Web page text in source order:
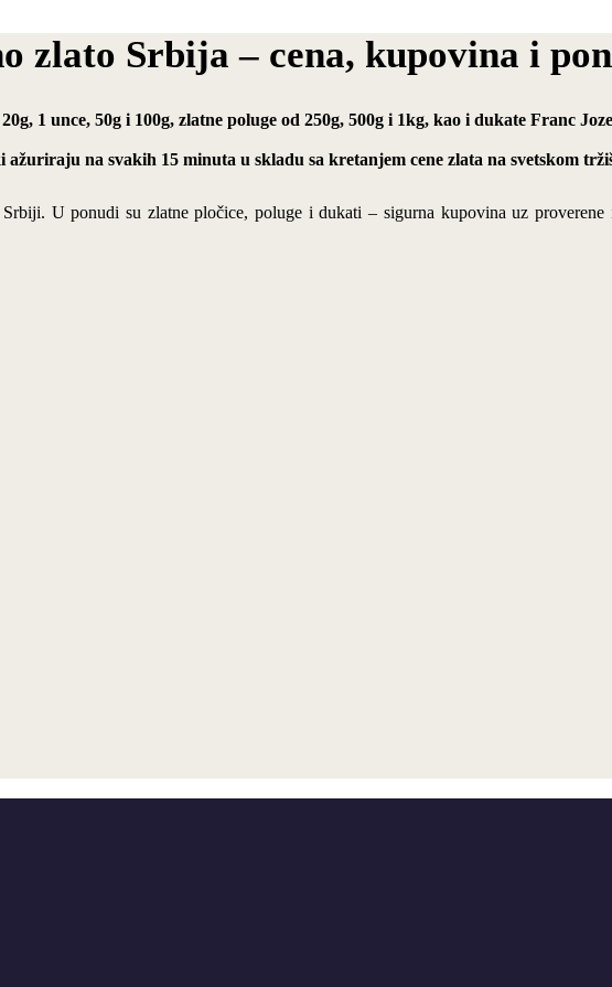
zlato Srbija – cena, kupovina i
1 unce, 50g i 100g, zlatne poluge od 250g, 500g i 1kg, kao i dukate Franc
ažuriraju na svakih 15 minuta u skladu sa kretanjem cene zlata na svetskom
U ponudi su zlatne pločice, poluge i dukati – sigurna kupovina uz proverene